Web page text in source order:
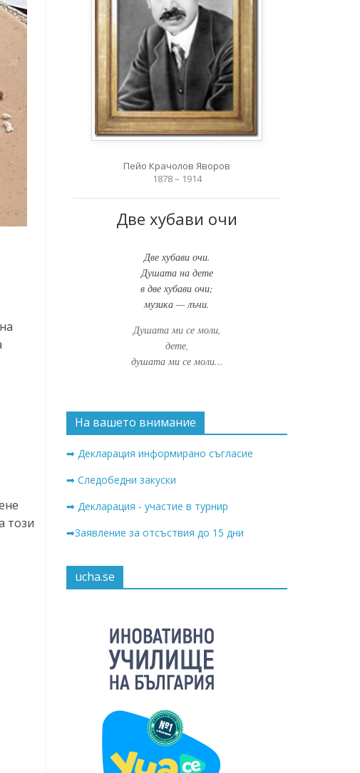
този
Пейо Крачолов Яворов
1878 – 1914
Две хубави очи
Две хубави очи.
Душата на дете
в две хубави очи;
музика — лъчи.
Душата ми се моли,
дете,
душата ми се моли...
На вашето внимание
➡ Декларация информирано съгласие
➡ Следобедни закуски
➡ Декларация - участие в турнир
➡Заявление за отсъствия до 15 дни
ucha.se